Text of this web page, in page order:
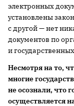
электронных
установлены
с другой — нет
документов по
и
Несмотря на то,
многие
не осознали, что
осуществляется